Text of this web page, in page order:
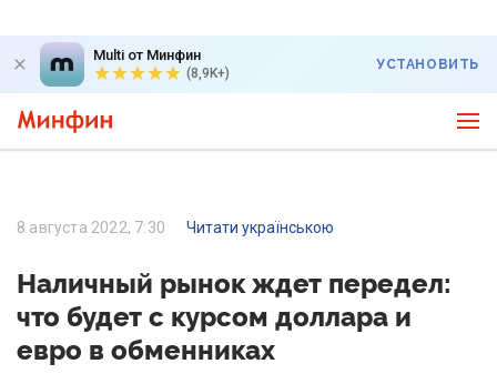
Multi от Минфин
(8,9K+)
УСТАНОВИТЬ
8 августа 2022, 7:30 Читати українською
Наличный рынок ждет передел:
что будет с курсом доллара и
евро в обменниках